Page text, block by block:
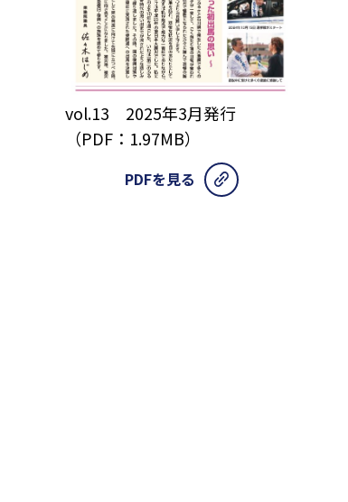
vol.13 2025年3月発行
（PDF：1.97MB）
PDFを見る